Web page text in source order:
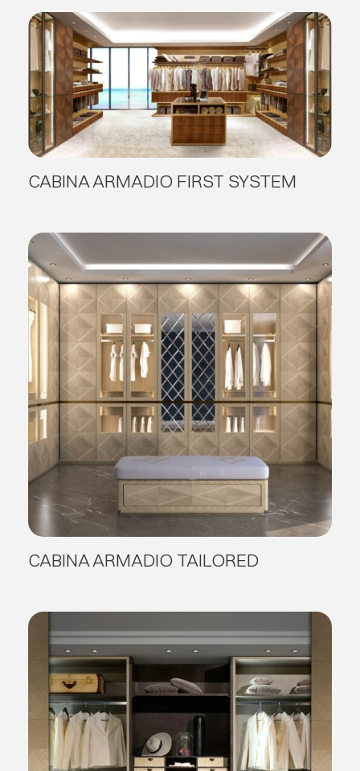
CABINA ARMADIO FIRST SYSTEM
CABINA ARMADIO TAILORED